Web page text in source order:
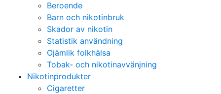
Beroende
Barn och nikotinbruk
Skador av nikotin
Statistik användning
Ojämlik folkhälsa
Tobak- och nikotinavvänjning
Nikotinprodukter
Cigaretter